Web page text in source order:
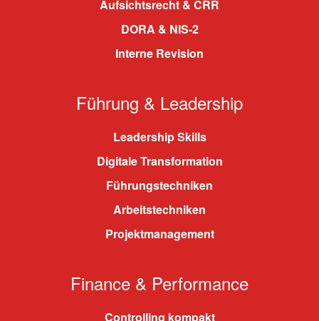
Aufsichtsrecht & CRR
DORA & NIS-2
Interne Revision
Führung & Leadership
Leadership Skills
Digitale Transformation
Führungstechniken
Arbeitstechniken
Projektmanagement
Finance & Performance
Controlling kompakt